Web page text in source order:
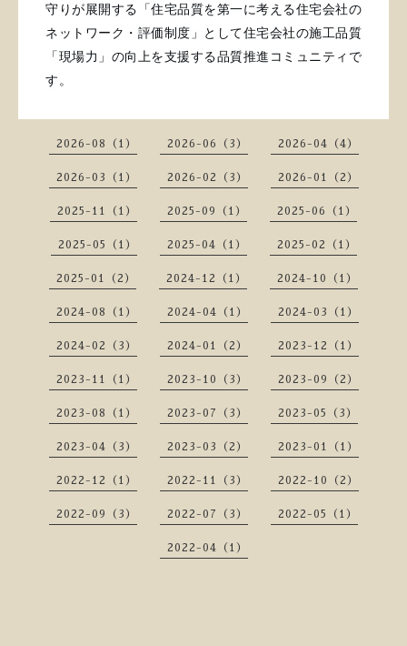
守りが展開する「住宅品質を第一に考える住宅会社の
ネットワーク・評価制度」として住宅会社の施工品質
「現場力」の向上を支援する品質推進コミュニティで
す。
2026-08（1） 2026-06（3） 2026-04（4）
2026-03（1） 2026-02（3） 2026-01（2）
2025-11（1） 2025-09（1） 2025-06（1）
2025-05（1） 2025-04（1） 2025-02（1）
2025-01（2） 2024-12（1） 2024-10（1）
2024-08（1） 2024-04（1） 2024-03（1）
2024-02（3） 2024-01（2） 2023-12（1）
2023-11（1） 2023-10（3） 2023-09（2）
2023-08（1） 2023-07（3） 2023-05（3）
2023-04（3） 2023-03（2） 2023-01（1）
2022-12（1） 2022-11（3） 2022-10（2）
2022-09（3） 2022-07（3） 2022-05（1）
2022-04（1）